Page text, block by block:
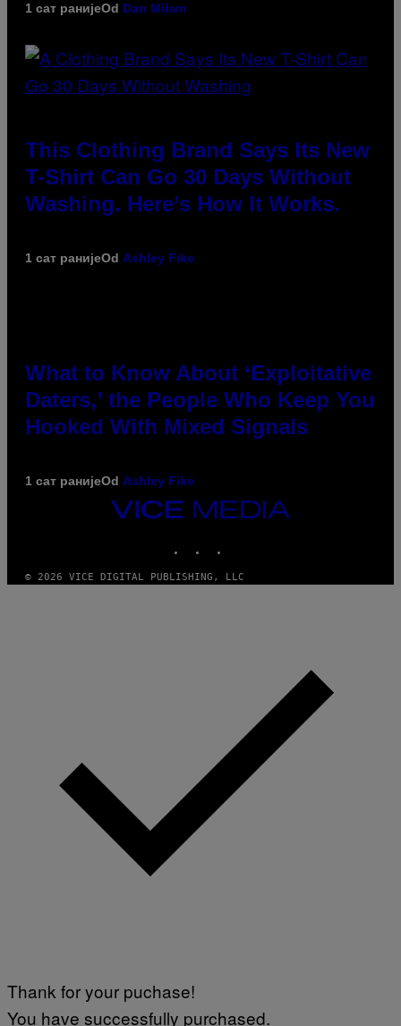
1 сат ранијеOd Dan Milam
This Clothing Brand Says Its New
T-Shirt Can Go 30 Days Without
Washing. Here’s How It Works.
1 сат ранијеOd Ashley Fike
What to Know About ‘Exploitative
Daters,’ the People Who Keep You
Hooked With Mixed Signals
1 сат ранијеOd Ashley Fike
VICE
© 2026 VICE DIGITAL PUBLISHING, LLC
Thank for your puchase!
You have successfully purchased.